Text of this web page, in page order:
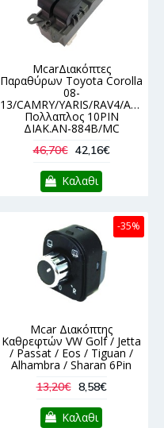
McarΔιακόπτες
Παραθύρων Toyota Corolla
08-
13/CAMRY/YARIS/RAV4/AURIS
Πολλαπλος 10PIN
ΔΙΑΚ.AN-884B/MC
46,70€ 42,16€
Καλαθι
-35%
Mcar Διακόπτης
Καθρεφτών VW Golf / Jetta
/ Passat / Eos / Tiguan /
Alhambra / Sharan 6Pin
13,20€ 8,58€
Καλαθι